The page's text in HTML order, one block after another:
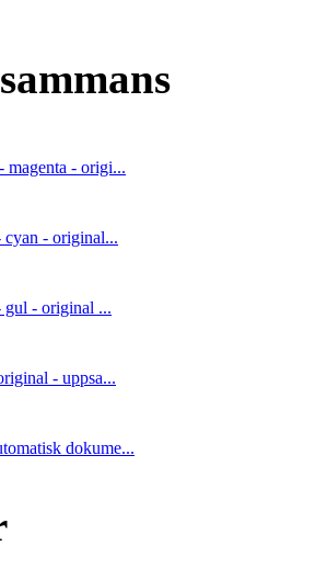
magenta - origi...
- original...
gul - original ...
- uppsa...
dokume...